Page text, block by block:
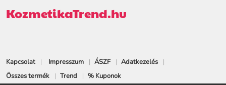
KozmetikaTrend.hu
Kapcsolat Impresszum ÁSZF
Adatkezelés
Összes termék
Trend % Kuponok